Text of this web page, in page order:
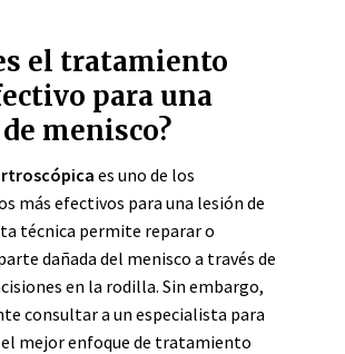
el tratamiento
para una
menisco?
es uno de los
más efectivos para una lesión de
técnica permite reparar o
dañada del menisco a través de
en la rodilla. Sin embargo,
consultar a un especialista para
mejor enfoque de tratamiento